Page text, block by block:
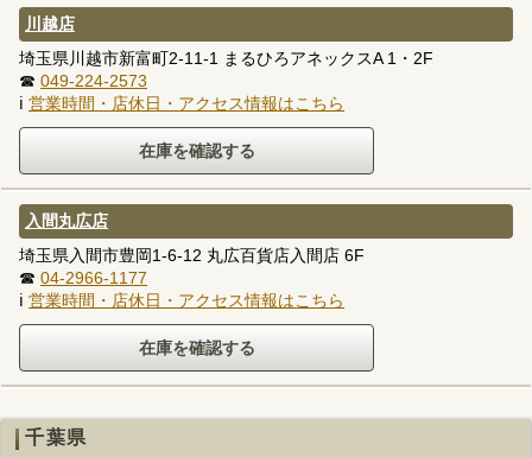
川越店
埼玉県川越市新富町2-11-1 まるひろアネックスA 1・2F
☎ 049-224-2573
ℹ 営業時間・店休日・アクセス情報はこちら
入間丸広店
埼玉県入間市豊岡1-6-12 丸広百貨店入間店 6F
☎ 04-2966-1177
ℹ 営業時間・店休日・アクセス情報はこちら
千葉県